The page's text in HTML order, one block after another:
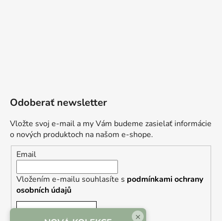
Odoberať newsletter
Vložte svoj e-mail a my Vám budeme zasielať informácie
o nových produktoch na našom e-shope.
Email
Vložením e-mailu souhlasíte s podmínkami ochrany
osobních údajů
×